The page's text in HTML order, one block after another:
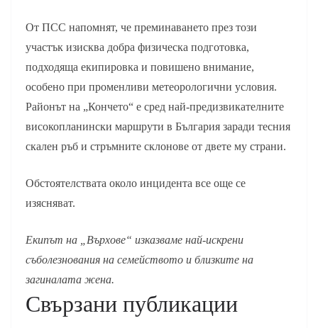
От ПСС напомнят, че преминаването през този
участък изисква добра физическа подготовка,
подходяща екипировка и повишено внимание,
особено при променливи метеорологични условия.
Районът на „Кончето“ е сред най-предизвикателните
високопланински маршрути в България заради тесния
скален ръб и стръмните склонове от двете му страни.
Обстоятелствата около инцидента все още се
изясняват.
Екипът на „Върхове“ изказваме най-искрени
съболезнования на семейството и близките на
загиналата жена.
Свързани публикации